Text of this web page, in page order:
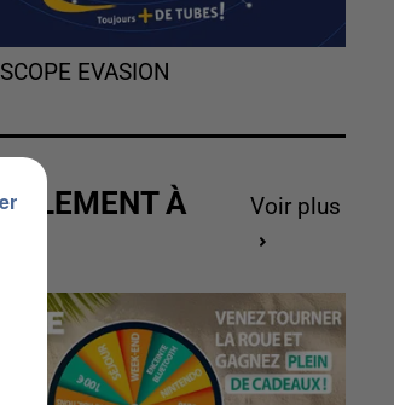
EVASION
À
Voir plus